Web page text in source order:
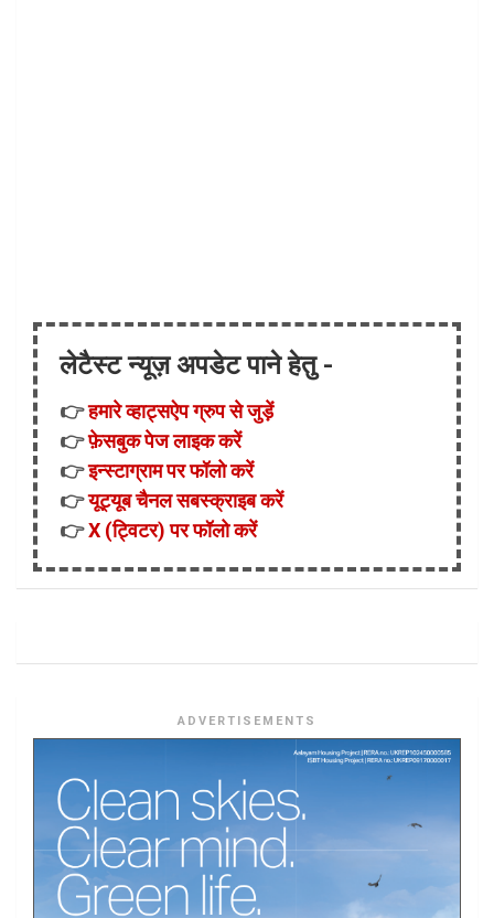
लेटैस्ट न्यूज़ अपडेट पाने हेतु -
👉हमारे व्हाट्सऐप ग्रुप से जुड़ें
👉फ़ेसबुक पेज लाइक करें
👉इन्स्टाग्राम पर फॉलो करें
👉यूट्यूब चैनल सबस्क्राइब करें
👉X (ट्विटर) पर फॉलो करें
ADVERTISEMENTS